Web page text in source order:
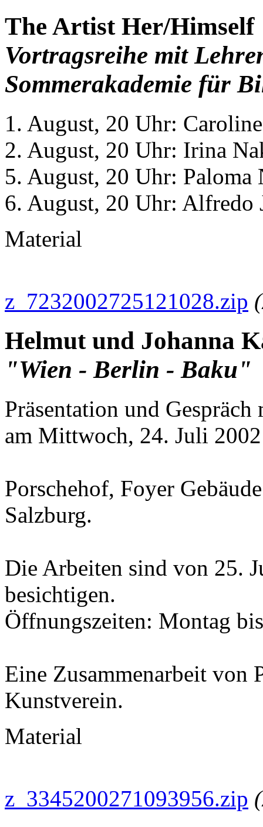
The Artist Her/Himself
Vortragsreihe mit
Sommerakademie für
1. August, 20 Uhr:
2. August, 20 Uhr: Irina
5. August, 20 Uhr: Paloma
6. August, 20 Uhr:
Material
z_7232002725121028.zip
Helmut und Johanna
"Wien - Berlin - Baku"
Präsentation und
am Mittwoch, 24. Juli
Porschehof, Foyer
Salzburg.
Die Arbeiten sind von 25.
besichtigen.
Öffnungszeiten: Montag
Eine Zusammenarbeit von
Kunstverein.
Material
z_3345200271093956.zip